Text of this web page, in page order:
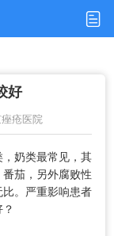
好
疮医院
奶类最常见，其
茄，另外腐败性
。严重影响患者